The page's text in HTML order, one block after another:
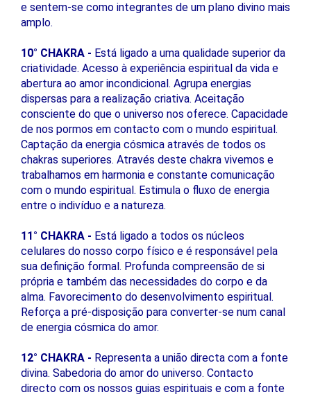
e sentem-se como integrantes de um plano divino mais
amplo.
10° CHAKRA - Está ligado a uma qualidade superior da
criatividade. Acesso à experiência espiritual da vida e
abertura ao amor incondicional. Agrupa energias
dispersas para a realização criativa. Aceitação
consciente do que o universo nos oferece. Capacidade
de nos pormos em contacto com o mundo espiritual.
Captação da energia cósmica através de todos os
chakras superiores. Através deste chakra vivemos e
trabalhamos em harmonia e constante comunicação
com o mundo espiritual. Estimula o fluxo de energia
entre o indivíduo e a natureza.
11° CHAKRA - Está ligado a todos os núcleos
celulares do nosso corpo físico e é responsável pela
sua definição formal. Profunda compreensão de si
própria e também das necessidades do corpo e da
alma. Favorecimento do desenvolvimento espiritual.
Reforça a pré-disposição para converter-se num canal
de energia cósmica do amor.
12° CHAKRA - Representa a união directa com a fonte
divina. Sabedoria do amor do universo. Contacto
directo com os nossos guias espirituais e com a fonte